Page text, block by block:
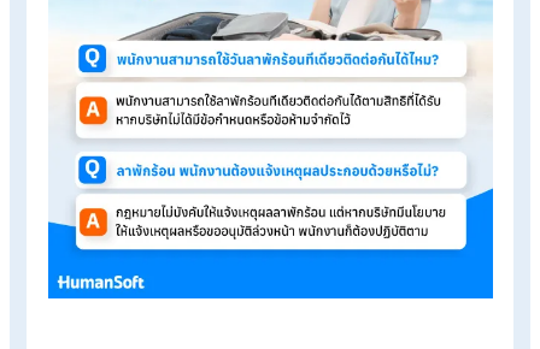
แม้ว่าวันลาพักร้อนจะเป็นสิทธิ์ตามกฎหมายของพนักงาน แต่ทั้ง
นายจ้างและ HRก็ต้องเข้าใจเงื่อนไขการใช้สิทธินี้เช่นกัน ว่าการล
เดียวยาวต่อเนื่องสามารถทำได้หรือไม่ และนายจ้างมีสิทธิ์ไม่อนุมัติใ
บางกรณีหรือเปล่า มาหาคำตอบกัน